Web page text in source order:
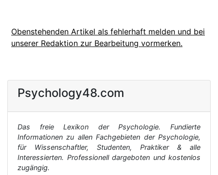
Obenstehenden Artikel als fehlerhaft melden und bei
unserer Redaktion zur Bearbeitung vormerken.
Psychology48.com
Das freie Lexikon der Psychologie. Fundierte
Informationen zu allen Fachgebieten der Psychologie,
für Wissenschaftler, Studenten, Praktiker & alle
Interessierten. Professionell dargeboten und kostenlos
zugängig.